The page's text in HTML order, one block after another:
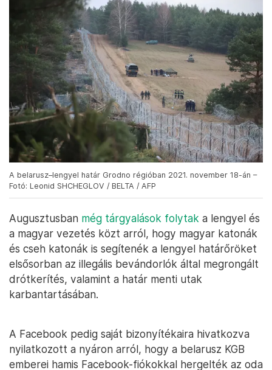
A belarusz–lengyel határ Grodno régióban 2021. november 18-án –
Fotó: Leonid SHCHEGLOV / BELTA / AFP
Augusztusban még tárgyalások folytak a lengyel és
a magyar vezetés közt arról, hogy magyar katonák
és cseh katonák is segítenék a lengyel határőröket
elsősorban az illegális bevándorlók által megrongált
drótkerítés, valamint a határ menti utak
karbantartásában.
A Facebook pedig saját bizonyítékaira hivatkozva
nyilatkozott a nyáron arról, hogy a belarusz KGB
emberei hamis Facebook-fiókokkal hergelték az oda